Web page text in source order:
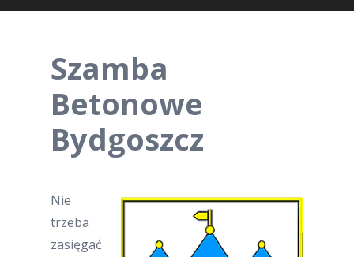
Szamba
Betonowe
Bydgoszcz
Nie
trzeba
zasięgać